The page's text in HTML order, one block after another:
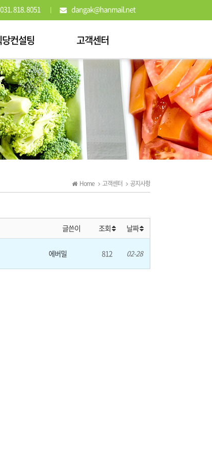
031. 818. 8051 dangak@hanmail.net
컨설팅 고객센터
Home 고객센터 공지사항
글쓴이 조회 날짜
에버밀 812 02-28